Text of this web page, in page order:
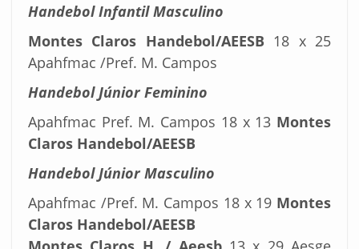
Handebol Infantil Masculino
Montes Claros Handebol/AEESB 18 x 25
Apahfmac /Pref. M. Campos
Handebol Júnior Feminino
Apahfmac Pref. M. Campos 18 x 13 Montes
Claros Handebol/AEESB
Handebol Júnior Masculino
Apahfmac /Pref. M. Campos 18 x 19 Montes
Claros Handebol/AEESB